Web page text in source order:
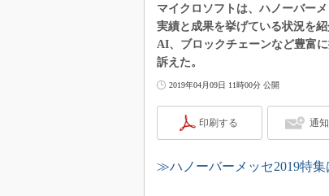
マイクロソフトは、ハノーバー
実績と成果を挙げている状況を
AI、ブロックチェーンなど豊富
訴えた。
2019年04月09日 11時00分 公開
印刷する 通
≫ハノーバーメッセ2019特集